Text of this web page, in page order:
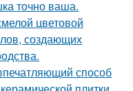
точно ваша.
цветовой
создающих
способ